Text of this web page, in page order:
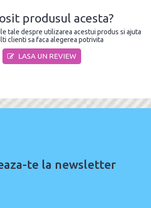
produsul acesta?
tale despre utilizarea acestui produs si ajuta
clienti sa faca alegerea potrivita
LASA UN REVIEW
te la newsletter